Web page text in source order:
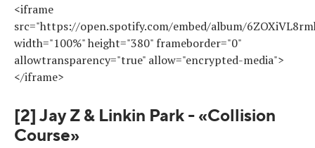
<iframe
src="https://open.spotify.com/embed/album/
width="100%" height="380" frameborder="0"
allowtransparency="true" allow="encrypted-media">
</iframe>
[2] Jay Z & Linkin Park - «Collision
Course»